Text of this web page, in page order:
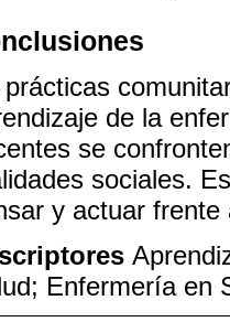
prácticas
de la
se
sociales.
y actuar
Enfermería en